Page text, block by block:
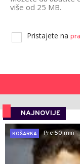
više od 25 MB.
Pristajete na
NAJNOVIJE
KOŠARKA
Pre 50 min